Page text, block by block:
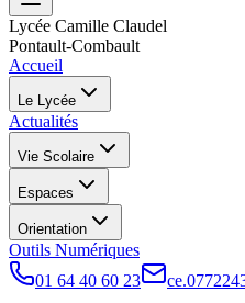
Lycée Camille Claudel
Pontault-Combault
Accueil
Le Lycée
Actualités
Vie Scolaire
Espaces
Orientation
Outils Numériques
01 64 40 60 23